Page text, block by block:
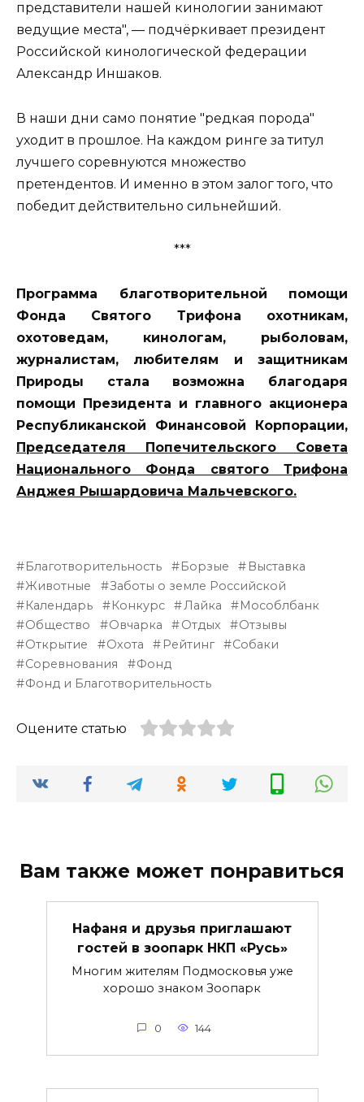
представители нашей кинологии занимают
ведущие места", — подчёркивает президент
Российской кинологической федерации
Александр Иншаков.
В наши дни само понятие "редкая порода"
уходит в прошлое. На каждом ринге за титул
лучшего соревнуются множество
претендентов. И именно в этом залог того, что
победит действительно сильнейший.
***
Программа благотворительной помощи
Фонда Святого Трифона охотникам,
охотоведам, кинологам, рыболовам,
журналистам, любителям и защитникам
Природы стала возможна благодаря
помощи Президента и главного акционера
Республиканской Финансовой Корпорации,
Председателя Попечительского Совета
Национального Фонда святого Трифона
Анджея Рышардовича Мальчевского.
Благотворительность Борзые
Выставка
Животные
Заботы о земле Российской
Календарь
Конкурс Лайка
Мособлбанк
Общество
Овчарка Отдых
Отзывы
Открытие
Охота Рейтинг
Собаки
Соревнования
Фонд
Фонд и Благотворительность
Оцените статью
Вам также может понравиться
Нафаня и друзья приглашают
гостей в зоопарк НКП «Русь»
Многим жителям Подмосковья уже
хорошо знаком Зоопарк
0 144